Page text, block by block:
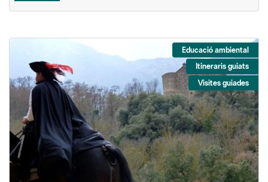
Educació ambiental
Itineraris guiats
Visites guiades